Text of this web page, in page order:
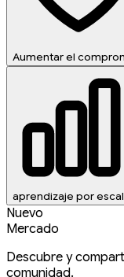
Aumentar el
aprendizaje por
Nuevo
Mercado
Descubre y
comunidad.